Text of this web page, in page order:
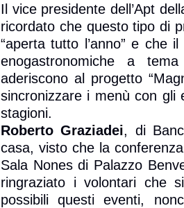
Il vice presidente dell’Apt
ricordato che questo tipo di
“aperta tutto l’anno” e che
enogastronomiche a
aderiscono al progetto
sincronizzare i menù con gli
stagioni.
Roberto Graziadei, di
casa, visto che la
Sala Nones di Palazzo
ringraziato i volontari che
possibili questi eventi,